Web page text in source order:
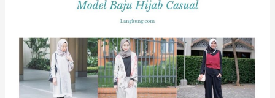
Trendi